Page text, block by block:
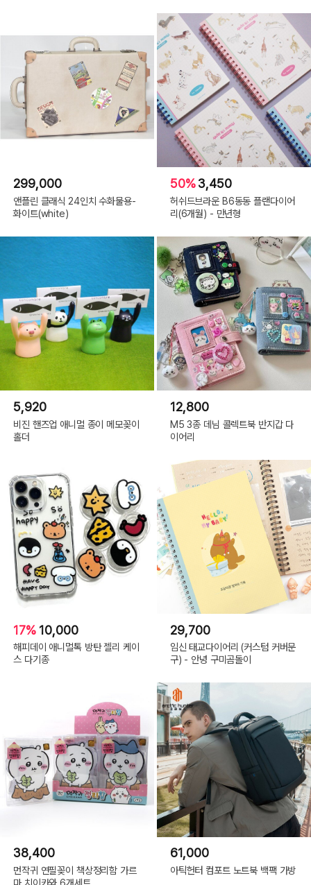
299,000
앤플린 클래식 24인치 수화물용-
화이트(white)
50%3,450
허쉬드브라운 B6동동 플랜다이어
리(6개월) - 만년형
5,920
비진 핸즈업 애니멀 종이 메모꽂이
홀더
12,800
M5 3종 데님 콜렉트북 반지갑 다
이어리
17% 10,000
해피데이 애니멀톡 방탄 젤리 케이
스 다기종
29,700
임신 태교다이어리 (커스텀 커버문
구) - 안녕 구미곰돌이
38,400
먼작귀 연필꽂이 책상정리함 가르
61,000
아틱헌터 컴포트 노트북 백팩 가방